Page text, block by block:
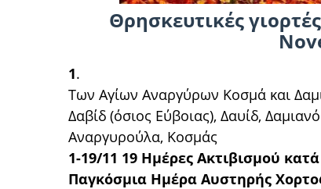
Θρησκευτικές
1.
Των Αγίων Αναργύρων Κοσμά και
Δαβίδ (όσιος Εύβοιας), Δαυίδ,
Αναργυρούλα, Κοσμάς
1-19/11 19 Ημέρες Ακτιβισμού
Παγκόσμια Ημέρα Αυστηρής